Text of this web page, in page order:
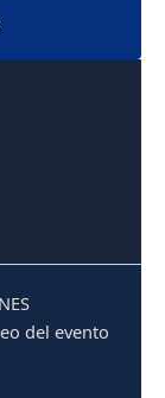
del evento